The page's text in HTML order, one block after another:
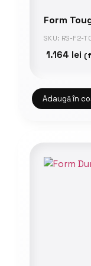
Form
SKU: RS-F2-
1.164 lei
Adaugă în